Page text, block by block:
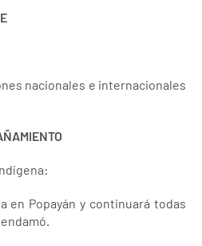
nacionales e internacionales
en Popayán y continuará todas